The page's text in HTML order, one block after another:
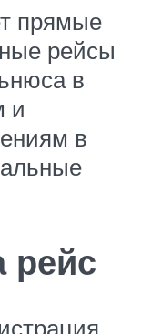
прямые
рейсы
в
и
в
рейс